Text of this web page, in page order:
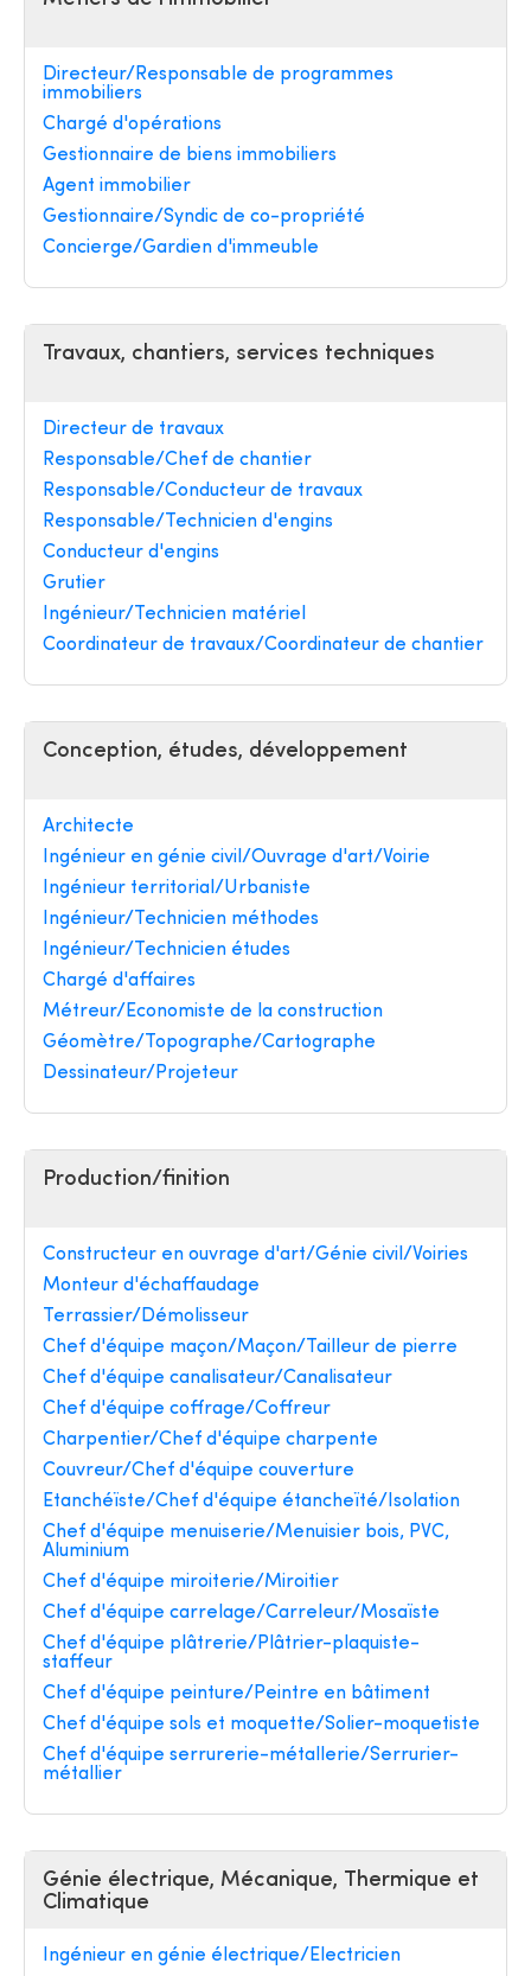
Directeur/Responsable de programmes
immobiliers
Chargé d'opérations
Gestionnaire de biens immobiliers
Agent immobilier
Gestionnaire/Syndic de co-propriété
Concierge/Gardien d'immeuble
Travaux, chantiers, services techniques
Directeur de travaux
Responsable/Chef de chantier
Responsable/Conducteur de travaux
Responsable/Technicien d'engins
Conducteur d'engins
Grutier
Ingénieur/Technicien matériel
Coordinateur de travaux/Coordinateur de chantier
Conception, études, développement
Architecte
Ingénieur en génie civil/Ouvrage d'art/Voirie
Ingénieur territorial/Urbaniste
Ingénieur/Technicien méthodes
Ingénieur/Technicien études
Chargé d'affaires
Métreur/Economiste de la construction
Géomètre/Topographe/Cartographe
Dessinateur/Projeteur
Production/finition
Constructeur en ouvrage d'art/Génie civil/Voiries
Monteur d'échaffaudage
Terrassier/Démolisseur
Chef d'équipe maçon/Maçon/Tailleur de pierre
Chef d'équipe canalisateur/Canalisateur
Chef d'équipe coffrage/Coffreur
Charpentier/Chef d'équipe charpente
Couvreur/Chef d'équipe couverture
Etanchéïste/Chef d'équipe étancheïté/Isolation
Chef d'équipe menuiserie/Menuisier bois, PVC,
Aluminium
Chef d'équipe miroiterie/Miroitier
Chef d'équipe carrelage/Carreleur/Mosaïste
Chef d'équipe plâtrerie/Plâtrier-plaquiste-
staffeur
Chef d'équipe peinture/Peintre en bâtiment
Chef d'équipe sols et moquette/Solier-moquetiste
Chef d'équipe serrurerie-métallerie/Serrurier-
métallier
Génie électrique, Mécanique, Thermique et
Climatique
Ingénieur en génie électrique/Electricien